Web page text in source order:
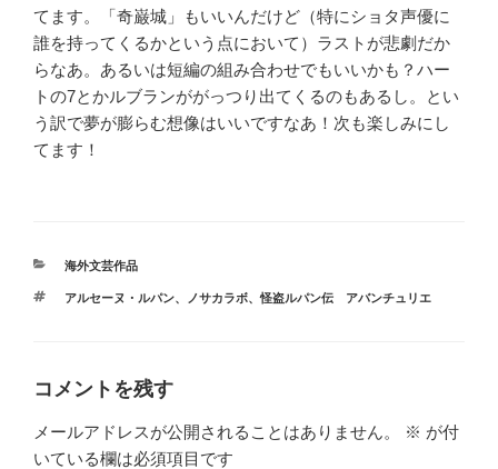
てます。「奇巌城」もいいんだけど（特にショタ声優に
誰を持ってくるかという点において）ラストが悲劇だか
らなあ。あるいは短編の組み合わせでもいいかも？ハー
トの7とかルブランががっつり出てくるのもあるし。とい
う訳で夢が膨らむ想像はいいですなあ！次も楽しみにし
てます！
カ
ゴ
海外文芸作品
タ
アルセーヌ・ルパン、 ノサカラボ、怪盗ルパン伝 アバンチュリエ
コメントを残す
メールアドレスが公開されることはありません。 ※ が付
いている欄は必須項目です